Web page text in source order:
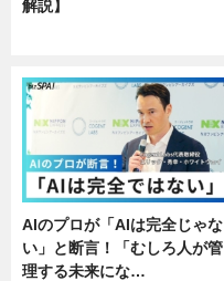
解説】
AIのプロが「AIは完全じゃな
い」と断言！「むしろ人が管
理する未来にな…